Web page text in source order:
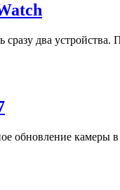
два
обновление камеры